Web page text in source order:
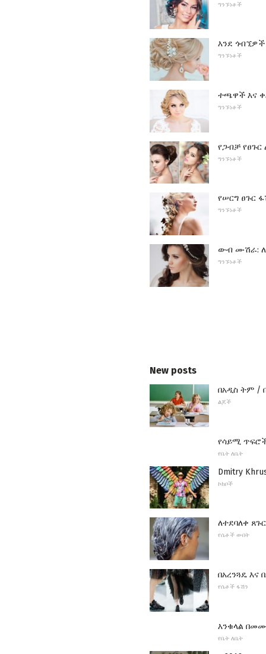
ግንኙነቶች
እንደ ጎብኚዎች
ግንኙነቶች
ተጫዋች እና
ግንኙነቶች
የጋብቻ የፀጉር
ግንኙነቶች
የሠርግ ፀጉር
ግንኙነቶች
ውብ ሙሽራ:
ግንኙነቶች
New posts
በአዲስ ትም /
ልጆች
የሳይሚ
የቤት ለቤት
Dmitry
ኮከቦች
ለተደባለቀ
የሴቶች ውበት
በአረንጓዴ
የሴቶች ፋሽን
እንቁላል
የቤት ለቤት